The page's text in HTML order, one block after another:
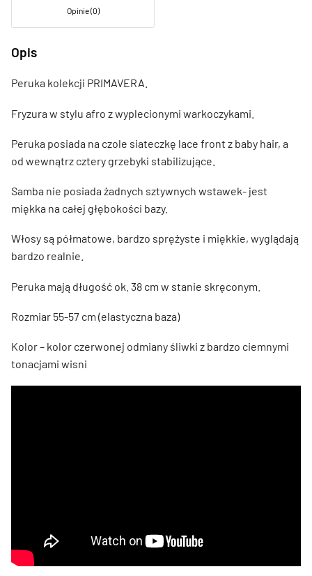
Opinie (0)
Opis
Peruka kolekcji PRIMAVERA.
Fryzura w stylu afro z wyplecionymi warkoczykami.
Peruka posiada na czole siateczkę lace front z baby hair, a
od wewnątrz cztery grzebyki stabilizujące.
Samba nie posiada żadnych sztywnych wstawek- jest
miękka na całej głębokości bazy.
Włosy są półmatowe, bardzo sprężyste i miękkie, wyglądają
bardzo realnie.
Peruka mają długość ok. 38 cm w stanie skręconym.
Rozmiar 55-57 cm (elastyczna baza)
Kolor – kolor czerwonej odmiany śliwki z bardzo ciemnymi
tonacjami wisni